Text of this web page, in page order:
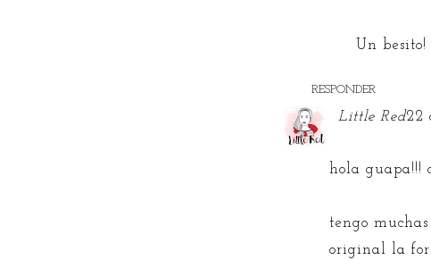
Un besito!
RESPONDER
Little Red22
hola guapa!!!
tengo
original la